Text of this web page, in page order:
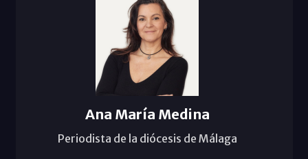
Ana María Medina
Periodista de la diócesis de Málaga